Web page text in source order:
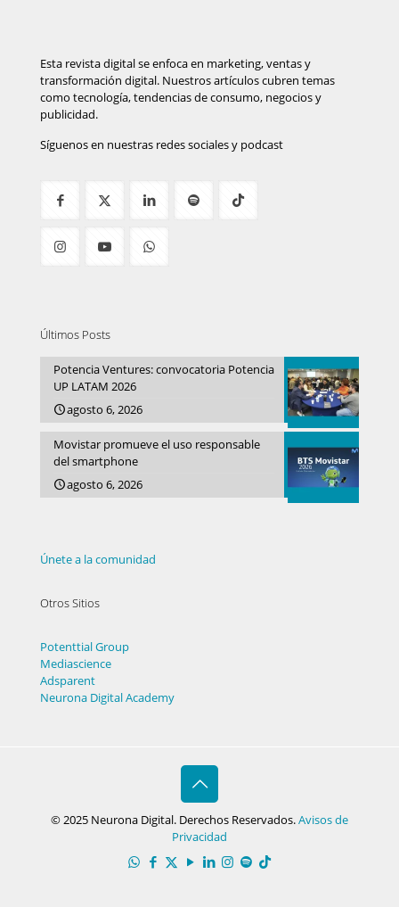
Esta revista digital se enfoca en marketing, ventas y
transformación digital. Nuestros artículos cubren temas
como tecnología, tendencias de consumo, negocios y
publicidad.
Síguenos en nuestras redes sociales y podcast
Últimos Posts
Potencia Ventures: convocatoria Potencia
UP LATAM 2026
agosto 6, 2026
Movistar promueve el uso responsable
del smartphone
agosto 6, 2026
Únete a la comunidad
Otros Sitios
Potenttial Group
Mediascience
Adsparent
Neurona Digital Academy
© 2025 Neurona Digital. Derechos Reservados.Avisos de
Privacidad